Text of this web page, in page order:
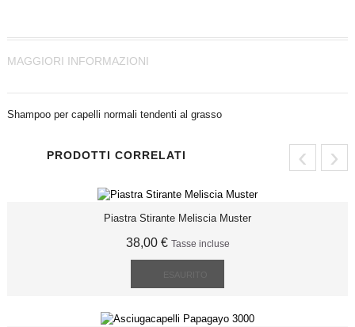
MAGGIORI INFORMAZIONI
Shampoo per capelli normali tendenti al grasso
PRODOTTI CORRELATI ‹ ›
Piastra Stirante Meliscia Muster
38,00 € Tasse incluse